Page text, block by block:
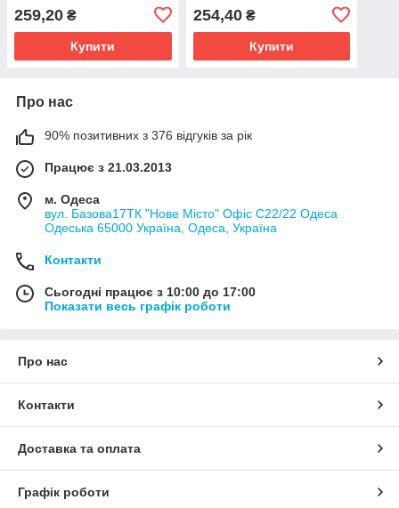
259,20 ₴
Купити
254,40₴
Купити
Про нас
90% позитивних з 376 відгуків за рік
Працює з 21.03.2013
м. Одеса
вул. Базова17ТК "Нове Місто" Офіс С22/22 Одеса
Одеська 65000 Україна, Одеса, Україна
Контакти
Сьогодні працює з 10:00 до 17:00
Показати весь графік роботи
Про нас
Контакти
Доставка та оплата
Графік роботи